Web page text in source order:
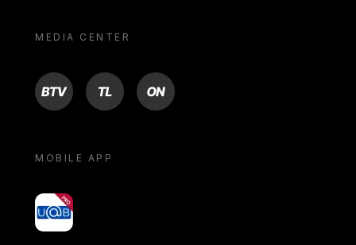
MEDIA CENTER
BTV TL ON
MOBILE APP
yoU@B